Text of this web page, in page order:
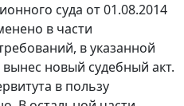
суда от 01.08.2014
в части
в указанной
новый судебный акт.
в пользу